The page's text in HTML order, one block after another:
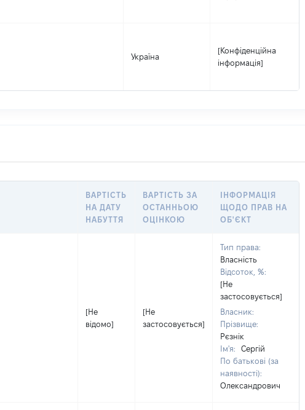
Україна
[Конфіденційна
інформація]
ВАРТІСТЬ
НА ДАТУ
НАБУТТЯ
ВАРТІСТЬ ЗА
ОСТАННЬОЮ
ОЦІНКОЮ
ІНФОРМАЦІЯ
ЩОДО ПРАВ НА
ОБ'ЄКТ
[Не
відомо]
[Не
застосовується]
Тип права:
Власність
Відсоток, %:
[Не
застосовується]
Власник:
Прізвище:
Рєзнік
Ім'я:
Сергій
По батькові (за
наявності):
Олександрович